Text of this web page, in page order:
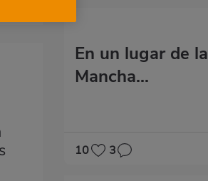
En un lugar de la
Mancha...
10 3